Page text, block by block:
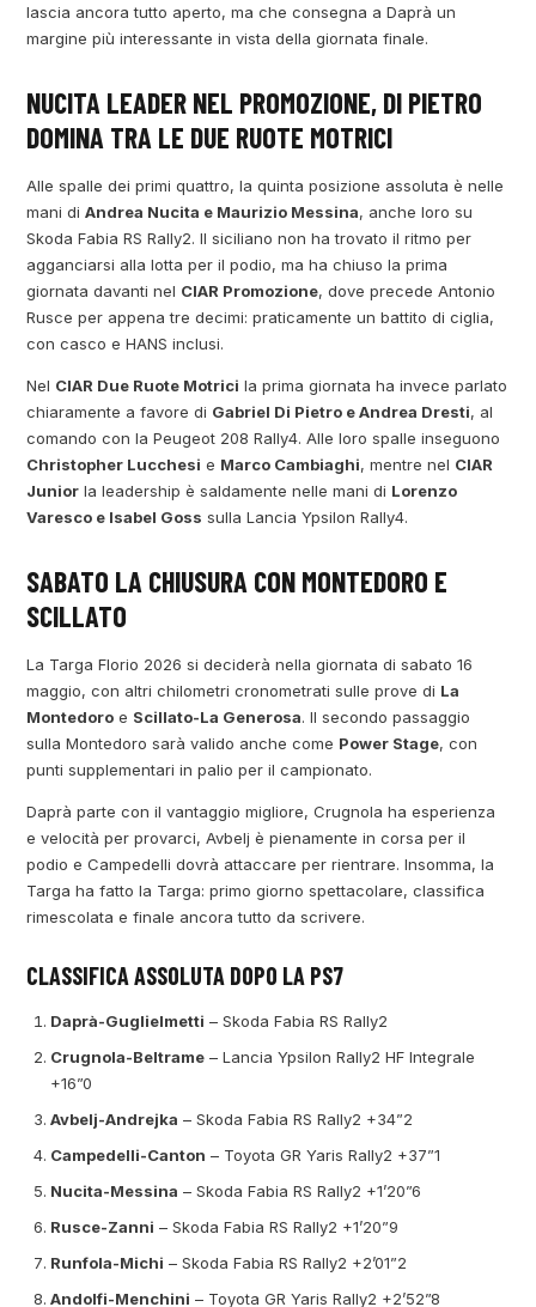
lascia ancora tutto aperto, ma che consegna a Daprà un
margine più interessante in vista della giornata finale.
NUCITA LEADER NEL PROMOZIONE, DI PIETRO
DOMINA TRA LE DUE RUOTE MOTRICI
Alle spalle dei primi quattro, la quinta posizione assoluta è nelle
mani diAndrea Nucita e Maurizio Messina, anche loro su
Skoda Fabia RS Rally2. Il siciliano non ha trovato il ritmo per
agganciarsi alla lotta per il podio, ma ha chiuso la prima
giornata davanti nel CIAR Promozione, dove precede Antonio
Rusce per appena tre decimi: praticamente un battito di ciglia,
con casco e HANS inclusi.
Nel CIAR Due Ruote Motrici la prima giornata ha invece parlato
chiaramente a favore di Gabriel Di Pietro e Andrea Dresti, al
comando con la Peugeot 208 Rally4. Alle loro spalle inseguono
Christopher Lucchesi e Marco Cambiaghi, mentre nel CIAR
Junior la leadership è saldamente nelle mani di Lorenzo
Varesco e Isabel Goss sulla Lancia Ypsilon Rally4.
SABATO LA CHIUSURA CON MONTEDORO E
SCILLATO
La Targa Florio 2026 si deciderà nella giornata di sabato 16
maggio, con altri chilometri cronometrati sulle prove di La
Montedoro e Scillato-La Generosa. Il secondo passaggio
sulla Montedoro sarà valido anche come Power Stage, con
punti supplementari in palio per il campionato.
Daprà parte con il vantaggio migliore, Crugnola ha esperienza
e velocità per provarci, Avbelj è pienamente in corsa per il
podio e Campedelli dovrà attaccare per rientrare. Insomma, la
Targa ha fatto la Targa: primo giorno spettacolare, classifica
rimescolata e finale ancora tutto da scrivere.
CLASSIFICA ASSOLUTA DOPO LA PS7
Daprà-Guglielmetti – Skoda Fabia RS Rally2
Crugnola-Beltrame– Lancia Ypsilon Rally2 HF Integrale
+16”0
Avbelj-Andrejka – Skoda Fabia RS Rally2 +34”2
Campedelli-Canton – Toyota GR Yaris Rally2 +37”1
Nucita-Messina – Skoda Fabia RS Rally2 +1’20”6
Rusce-Zanni – Skoda Fabia RS Rally2 +1’20”9
Runfola-Michi – Skoda Fabia RS Rally2 +2’01”2
Andolfi-Menchini – Toyota GR Yaris Rally2 +2’52”8